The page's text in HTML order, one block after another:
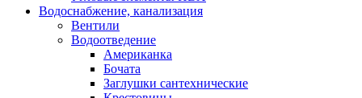
Водоснабжение, канализация
Вентили
Водоотведение
Американка
Бочата
Заглушки сантехнические